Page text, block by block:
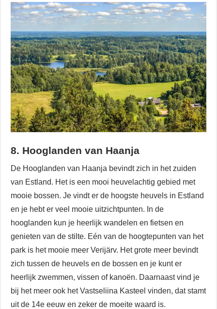
8. Hooglanden van Haanja
De Hooglanden van Haanja bevindt zich in het zuiden
van Estland. Het is een mooi heuvelachtig gebied met
mooie bossen. Je vindt er de hoogste heuvels in Estland
en je hebt er veel mooie uitzichtpunten. In de
hooglanden kun je heerlijk wandelen en fietsen en
genieten van de stilte. Eén van de hoogtepunten van het
park is het mooie meer Verijärv. Het grote meer bevindt
zich tussen de heuvels en de bossen en je kunt er
heerlijk zwemmen, vissen of kanoën. Daarnaast vind je
bij het meer ook het Vastseliina Kasteel vinden, dat stamt
uit de 14e eeuw en zeker de moeite waard is.